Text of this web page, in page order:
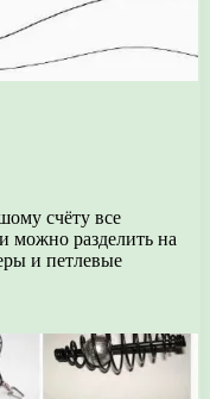
счёту все
можно разделить на
и петлевые